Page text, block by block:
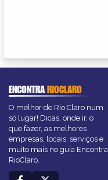
ENCONTRARIOCLARO
O melhor de Rio Claro num
só lugar! Dicas, onde ir, o
que fazer, as melhores
empresas, locais, serviços e
muito mais no guia Encontra
RioClaro.